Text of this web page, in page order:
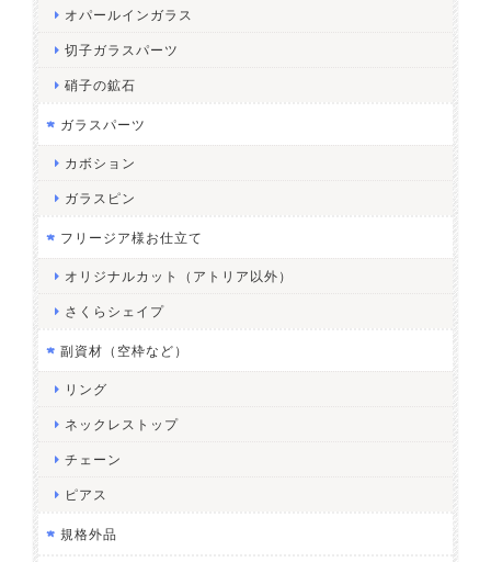
オパールインガラス
切子ガラスパーツ
硝子の鉱石
ガラスパーツ
カボション
ガラスピン
フリージア様お仕立て
オリジナルカット（アトリア以外）
さくらシェイプ
副資材（空枠など）
リング
ネックレストップ
チェーン
ピアス
規格外品